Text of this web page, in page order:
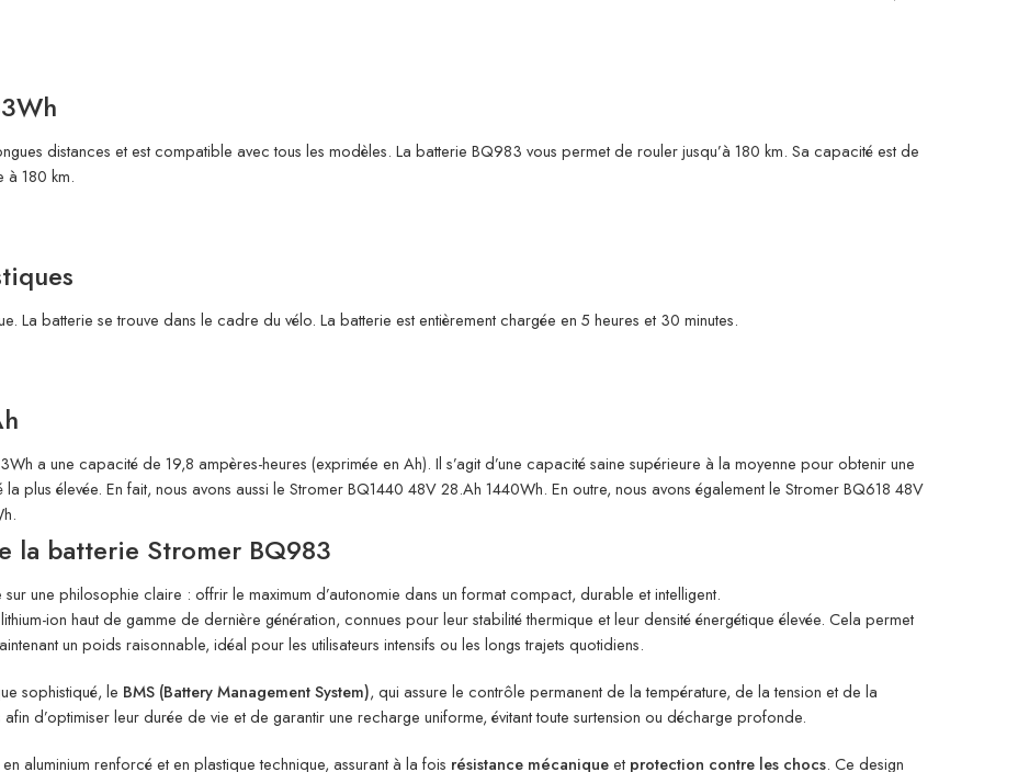
distances et est compatible avec tous les modèles. La batterie BQ983 vous permet de rouler jusqu’à 180 km. Sa capacité est de
à 180 km.
La batterie se trouve dans le cadre du vélo. La batterie est entièrement chargée en 5 heures et 30 minutes.
a une capacité de 19,8 ampères-heures (exprimée en Ah). Il s’agit d’une capacité saine supérieure à la moyenne pour obtenir une
plus élevée. En fait, nous avons aussi le Stromer BQ1440 48V 28.Ah 1440Wh. En outre, nous avons également le Stromer BQ618 48V
la batterie Stromer BQ983
une philosophie claire : offrir le maximum d’autonomie dans un format compact, durable et intelligent.
ion haut de gamme de dernière génération, connues pour leur stabilité thermique et leur densité énergétique élevée. Cela permet
un poids raisonnable, idéal pour les utilisateurs intensifs ou les longs trajets quotidiens.
sophistiqué, le BMS (Battery Management System), qui assure le contrôle permanent de la température, de la tension et de la
d’optimiser leur durée de vie et de garantir une recharge uniforme, évitant toute surtension ou décharge profonde.
aluminium renforcé et en plastique technique, assurant à la fois résistance mécaniqueet protection contre les chocs. Ce design